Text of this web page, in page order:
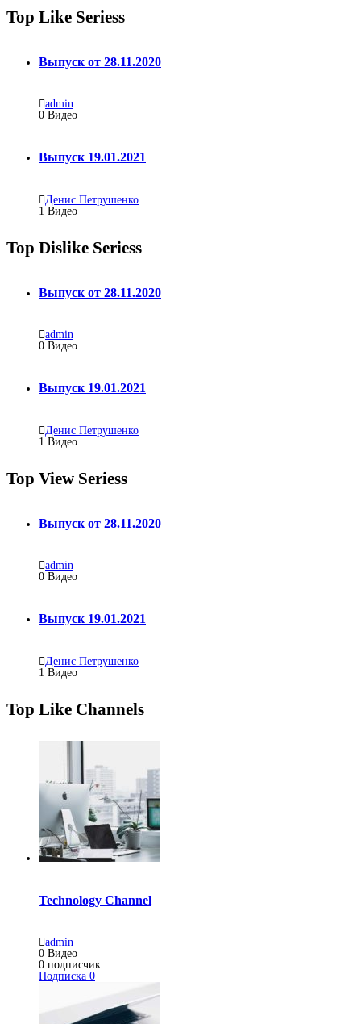
Top Like Seriess
Выпуск от 28.11.2020
admin
0 Видео
Выпуск 19.01.2021
Денис Петрушенко
1 Видео
Top Dislike Seriess
Выпуск от 28.11.2020
admin
0 Видео
Выпуск 19.01.2021
Денис Петрушенко
1 Видео
Top View Seriess
Выпуск от 28.11.2020
admin
0 Видео
Выпуск 19.01.2021
Денис Петрушенко
1 Видео
Top Like Channels
Technology Channel
admin
0 Видео
0 подписчик
Подписка 0